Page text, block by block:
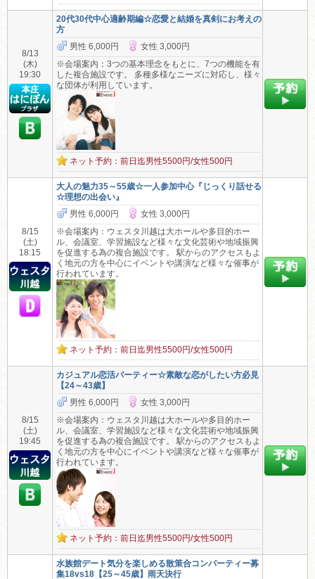
8/13
(木)
19:30
20代30代中心適齢期編☆恋愛と結婚を真剣にお考えの
方
男性 6,000円
女性 3,000円
※会場案内：3つの基本理念をもとに、7つの機能を有
した複合施設です。 多種多様なニーズに対応し、様々
な団体が利用しています。
ネット予約：前日迄男性5500円/女性500円
8/15
(土)
18:15
大人の魅力35～55歳☆一人参加中心『じっくり話せる
☆理想の出会い』
男性 6,000円
女性 3,000円
※会場案内：ウェスタ川越は大ホールや多目的ホー
ル、会議室、学習施設など様々な文化芸術や地域振興
を促進する為の複合施設です。 駅からのアクセスもよ
く地元の方を中心にイベントや講演など様々な催事が
行われています。
ネット予約：前日迄男性5500円/女性500円
8/15
(土)
19:45
カジュアル恋活パーティー☆素敵な恋がしたい方必見
【24～43歳】
男性 6,000円
女性 3,000円
※会場案内：ウェスタ川越は大ホールや多目的ホー
ル、会議室、学習施設など様々な文化芸術や地域振興
を促進する為の複合施設です。 駅からのアクセスもよ
く地元の方を中心にイベントや講演など様々な催事が
行われています。
ネット予約：前日迄男性5500円/女性500円
水族館デート気分を楽しめる散策合コンパーティー募
集18vs18【25～45歳】雨天決行